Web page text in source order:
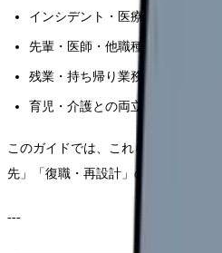
インシデント・医療事故への不
先輩・医師・他職種・患者家族
残業・持ち帰り業務・委員会・
育児・介護との両立で削られる回
このガイドでは、これらを「サイン
先」「復職・再設計」の順に整理し
---